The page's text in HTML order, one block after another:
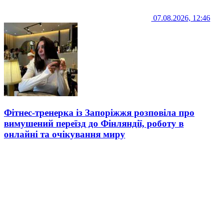
07.08.2026, 12:46
Фітнес-тренерка із Запоріжжя розповіла про
вимушений переїзд до Фінляндії, роботу в
онлайні та очікування миру